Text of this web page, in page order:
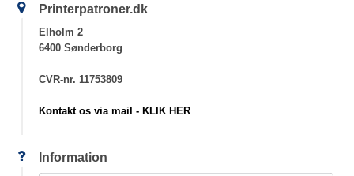
Printerpatroner.dk
Elholm 2
6400 Sønderborg
CVR-nr. 11753809
Kontakt os via mail - KLIK HER
Information